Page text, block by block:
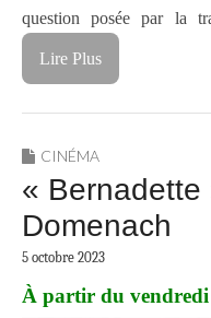
question posée par la
Lire Plus
CINÉMA
«
Domenach
5 octobre 2023
À partir du